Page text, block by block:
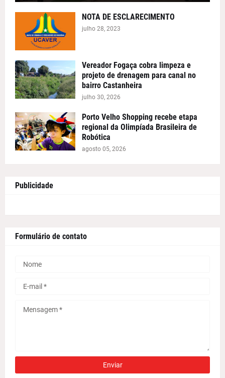
NOTA DE ESCLARECIMENTO
julho 28, 2023
Vereador Fogaça cobra limpeza e
projeto de drenagem para canal no
bairro Castanheira
julho 30, 2026
Porto Velho Shopping recebe etapa
regional da Olimpíada Brasileira de
Robótica
agosto 05, 2026
Publicidade
Formulário de contato